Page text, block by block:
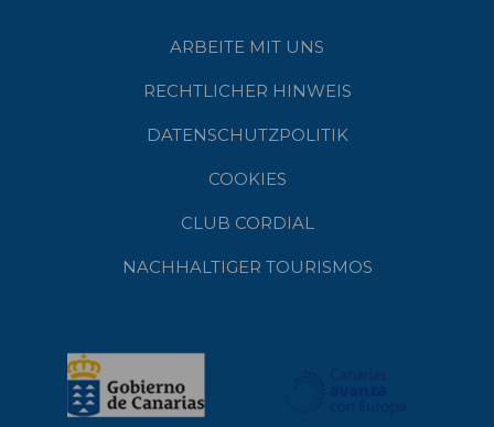
ARBEITE MIT UNS
RECHTLICHER HINWEIS
DATENSCHUTZPOLITIK
COOKIES
CLUB CORDIAL
NACHHALTIGER TOURISMOS